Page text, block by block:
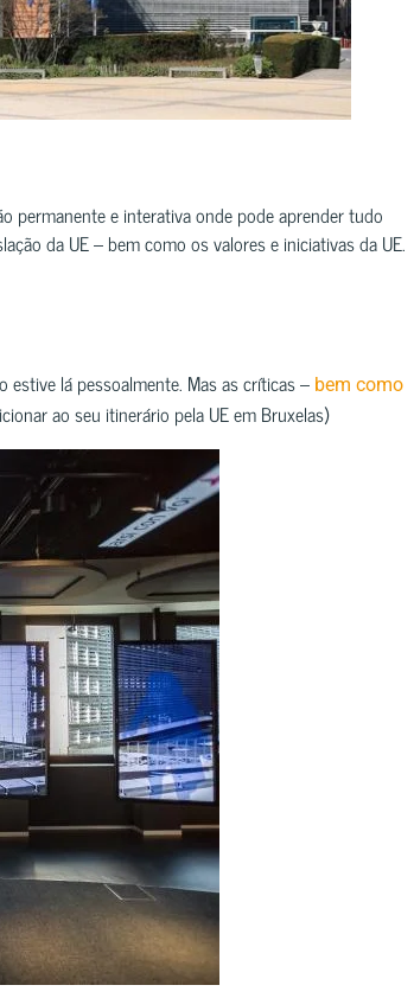
permanente e interativa onde pode aprender tudo
da UE – bem como os valores e iniciativas da UE.
lá pessoalmente. Mas as críticas – bem como
ao seu itinerário pela UE em Bruxelas)